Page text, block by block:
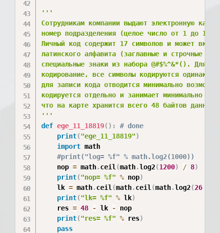
'''
Сотрудникам компании выдают электронную
номер подразделения (целое число от 1 до
Личный код содержит 17 символов и может
латинского алфавита (заглавные и строчные
специальные знаки из набора @#$%^&*(). Для
кодирование, все символы кодируются
для записи кода отводится минимально
кодируется отдельно и занимает минимально
что на карте хранится всего 48 байтов данных.
'''
def ege_11_18819( ) :
# done
print("ege_11_18819")
import math
#print("log= %f" % math.log2(1000))
	nop
= math.ceil (math.log2(1200) / 8)
print("nop= %f" % nop)
	lk
= math.ceil (math.ceil (math.log2(26
print("lk= %f" % lk)
	res
= 48 - lk - nop
print("res= %f" % res)
pass